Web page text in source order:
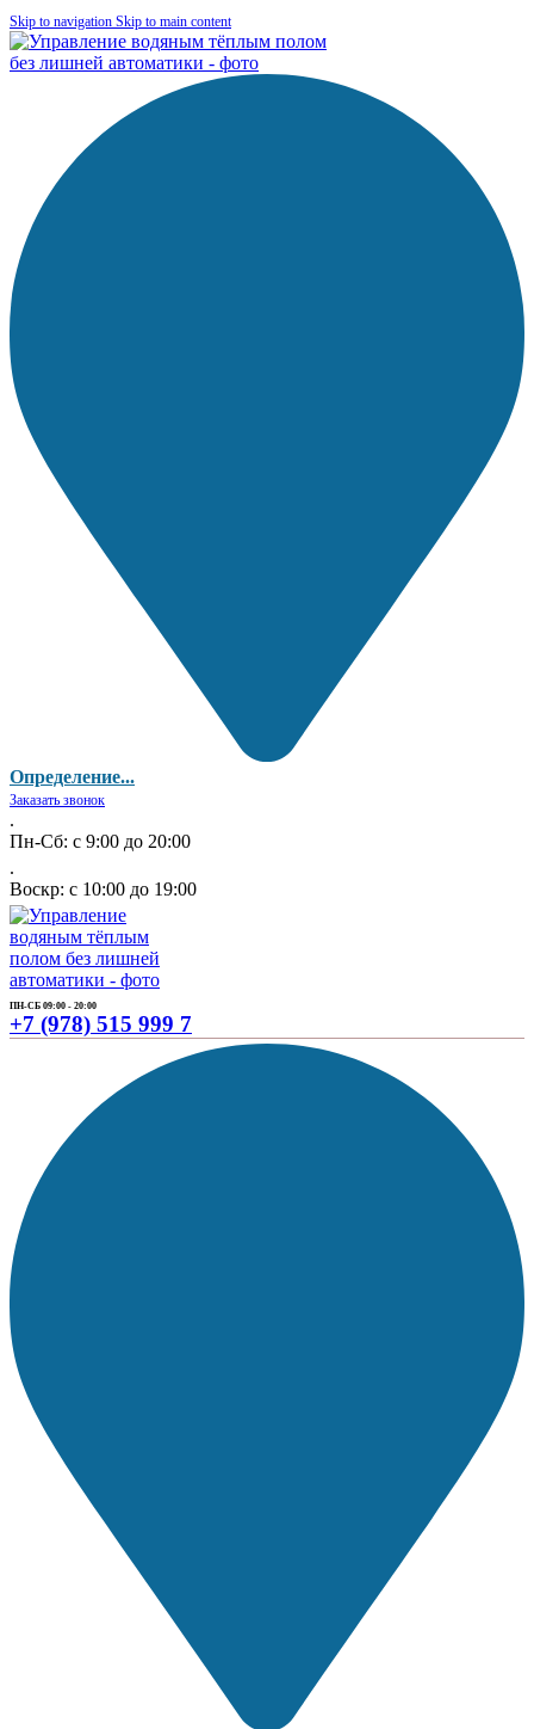
Skip to navigation Skip to main content
Определение...
Заказать звонок
.
Пн-Сб: с 9:00 до 20:00
.
Воскр: с 10:00 до 19:00
ПН-СБ 09:00 - 20:00
+7 (978) 515 999 7